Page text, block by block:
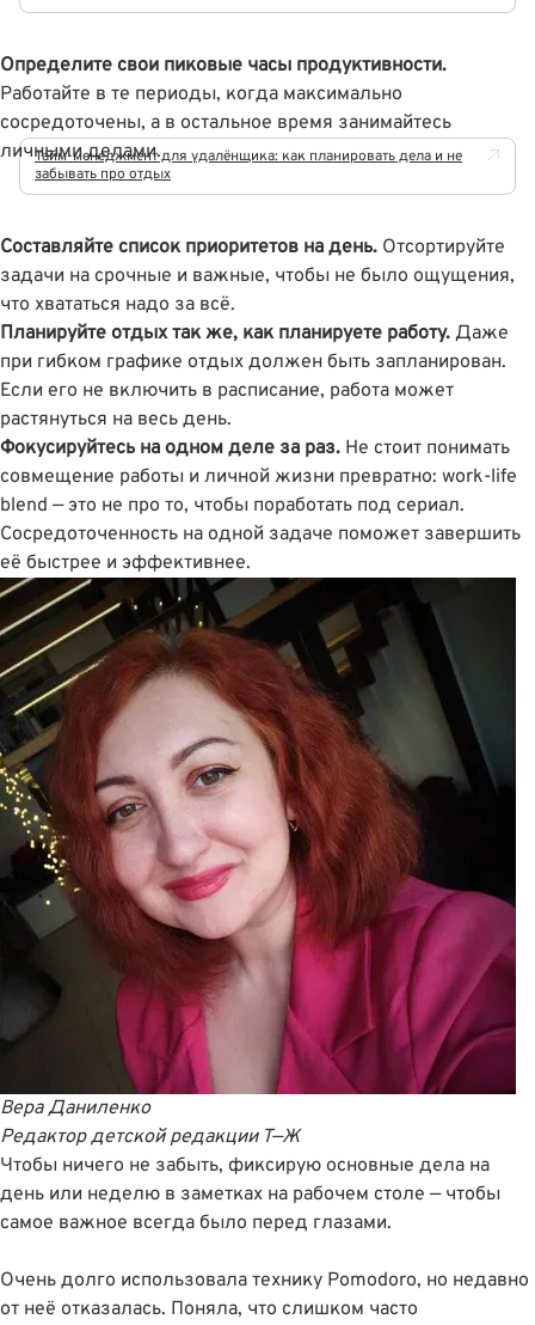
Определите свои пиковые часы продуктивности.
Работайте в те периоды, когда максимально
сосредоточены, а в остальное время занимайтесь
личными делами.
Тайм-менеджмент для удалёнщика: как планировать дела и не
забывать про отдых
Составляйте список приоритетов на день. Отсортируйте
задачи на срочные и важные, чтобы не было ощущения,
что хвататься надо за всё.
Планируйте отдых так же, как планируете работу. Даже
при гибком графике отдых должен быть запланирован.
Если его не включить в расписание, работа может
растянуться на весь день.
Фокусируйтесь на одном деле за раз. Не стоит понимать
совмещение работы и личной жизни превратно: work-life
blend — это не про то, чтобы поработать под сериал.
Сосредоточенность на одной задаче поможет завершить
её быстрее и эффективнее.
Вера Даниленко
Редактор детской редакции Т—Ж
Чтобы ничего не забыть, фиксирую основные дела на
день или неделю в заметках на рабочем столе — чтобы
самое важное всегда было перед глазами.
Очень долго использовала технику Pomodoro, но недавно
от неё отказалась. Поняла, что слишком часто